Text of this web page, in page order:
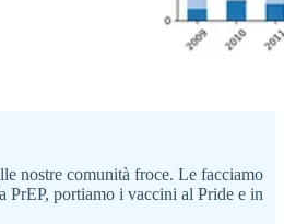
nostre comunità froce. Le facciamo
PrEP, portiamo i vaccini al Pride e in